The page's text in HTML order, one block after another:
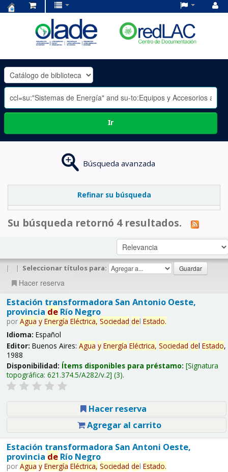
OLADE
-
Ir
Búsqueda avanzada
Refinar su búsqueda
Su búsqueda retornó 4 resultados.
| | Seleccionar títulos para:
Hacer reserva
Estación transformadora San Antonio Oeste,
provincia deRío Negro
por Agua y Energía Eléctrica, Sociedad del Estado.
Idioma: Español
Editor: Buenos Aires: Agua y Energía Eléctrica, Sociedad del Estado,
1988
Disponibilidad: Ítems disponibles para préstamo: Signatura
topográfica: 621.374.5/A282/v.2 (3).
Hacer reserva
Agregar al carrito
Estación transformadora San Antoni Oeste,
provincia deRío Negro
por Agua y Energía Eléctrica, Sociedad del Estado.